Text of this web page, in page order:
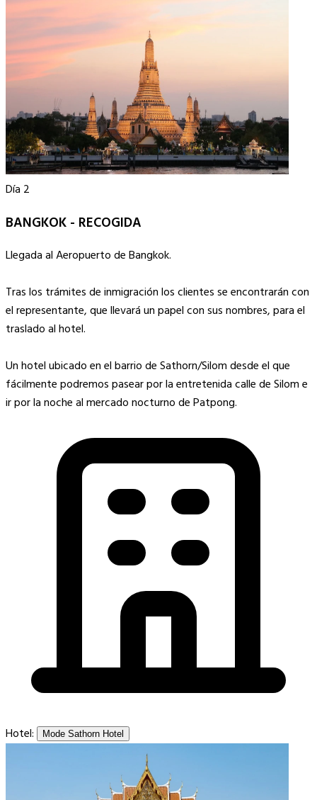
Día 2
BANGKOK - RECOGIDA
Llegada al Aeropuerto de Bangkok.
Tras los trámites de inmigración los clientes se encontrarán con
el representante, que llevará un papel con sus nombres, para el
traslado al hotel.
Un hotel ubicado en el barrio de Sathorn/Silom desde el que
fácilmente podremos pasear por la entretenida calle de Silom e
ir por la noche al mercado nocturno de Patpong.
Hotel: Mode Sathorn Hotel